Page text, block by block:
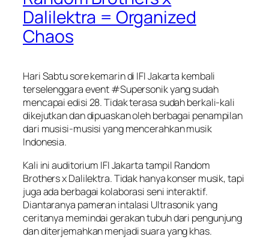
Dalilektra = Organized
Chaos
Hari Sabtu sore kemarin di IFI Jakarta kembali
terselenggara event #Supersonik yang sudah
mencapai edisi 28. Tidak terasa sudah berkali-kali
dikejutkan dan dipuaskan oleh berbagai penampilan
dari musisi-musisi yang mencerahkan musik
Indonesia.
Kali ini auditorium IFI Jakarta tampil Random
Brothers x Dalilektra. Tidak hanya konser musik, tapi
juga ada berbagai kolaborasi seni interaktif.
Diantaranya pameran intalasi Ultrasonik yang
ceritanya memindai gerakan tubuh dari pengunjung
dan diterjemahkan menjadi suara yang khas.